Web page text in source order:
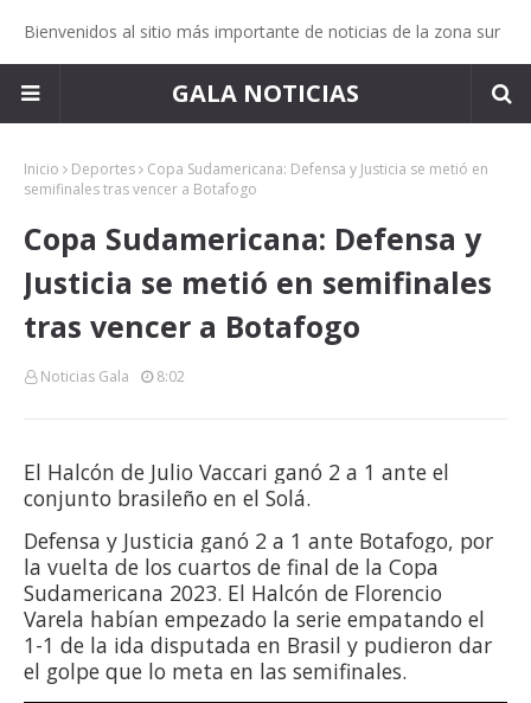
Bienvenidos al sitio más importante de noticias de la zona sur
GALA NOTICIAS
Inicio Deportes
Copa Sudamericana: Defensa y Justicia se metió en
semifinales tras vencer a Botafogo
Copa Sudamericana: Defensa y
Justicia se metió en semifinales
tras vencer a Botafogo
Noticias Gala 8:02
El Halcón de Julio Vaccari ganó 2 a 1 ante el
conjunto brasileño en el Solá.
Defensa y Justicia ganó 2 a 1 ante Botafogo, por
la vuelta de los cuartos de final de la Copa
Sudamericana 2023. El Halcón de Florencio
Varela habían empezado la serie empatando el
1-1 de la ida disputada en Brasil y pudieron dar
el golpe que lo meta en las semifinales.